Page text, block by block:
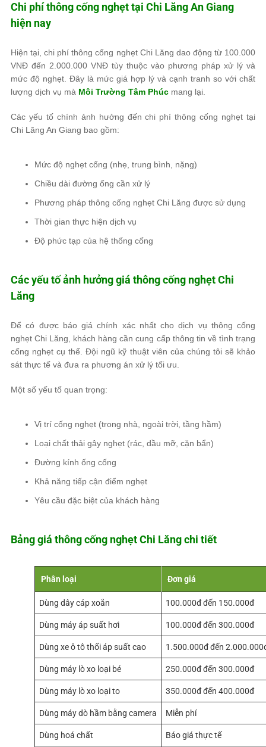
Chi phí thông cống nghẹt tại Chi Lăng An Giang
hiện nay
Hiện tại, chi phí thông cống nghẹt Chi Lăng dao động từ 100.000
VNĐ đến 2.000.000 VNĐ tùy thuộc vào phương pháp xử lý và
mức độ nghẹt. Đây là mức giá hợp lý và cạnh tranh so với chất
lượng dịch vụ mà Môi Trường Tâm Phúc mang lại.
Các yếu tố chính ảnh hưởng đến chi phí thông cống nghẹt tại
Chi Lăng An Giang bao gồm:
Mức độ nghẹt cống (nhẹ, trung bình, nặng)
Chiều dài đường ống cần xử lý
Phương pháp thông cống nghẹt Chi Lăng được sử dụng
Thời gian thực hiện dịch vụ
Độ phức tạp của hệ thống cống
Các yếu tố ảnh hưởng giá thông cống nghẹt Chi
Lăng
Để có được báo giá chính xác nhất cho dịch vụ thông cống
nghẹt Chi Lăng, khách hàng cần cung cấp thông tin về tình trạng
cống nghẹt cụ thể. Đội ngũ kỹ thuật viên của chúng tôi sẽ khảo
sát thực tế và đưa ra phương án xử lý tối ưu.
Một số yếu tố quan trọng:
Vị trí cống nghẹt (trong nhà, ngoài trời, tầng hầm)
Loại chất thải gây nghẹt (rác, dầu mỡ, cặn bẩn)
Đường kính ống cống
Khả năng tiếp cận điểm nghẹt
Yêu cầu đặc biệt của khách hàng
Bảng giá thông cống nghẹt Chi Lăng chi tiết
Phân loại Đơn giá
Dùng dây cáp xoắn 100.000đ đến 150.000đ
Dùng máy áp suất hơi 100.000đ đến 300.000đ
Dùng xe ô tô thổi áp suất cao 1.500.000đ đến
Dùng máy lò xo loại bé 250.000đ đến 300.000đ
Dùng máy lò xo loại to 350.000đ đến 400.000đ
Dùng máy dò hầm bằng camera Miễn phí
Dùng hoá chất Báo giá thực tế